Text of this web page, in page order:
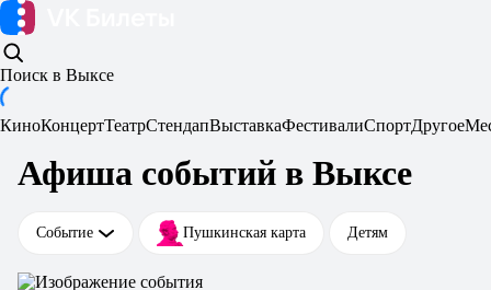
Поиск в Выксе
КиноКонцертТеатрСтендапВыставкаФестивалиСпортДругое
Афиша событий в Выксе
Событие Пушкинская карта Детям